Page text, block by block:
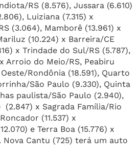
RS (8.576), Jussara (6.610)
Luiziana (7.315) x
(3.064), Mamborê (13.961) x
(10.224) x Barreira/CE
x Trindade do Sul/RS (5.787),
Arroio do Meio/RS, Peabiru
Rondônia (18.591), Quarto
São Paulo (9.330), Quinta
paulista/São Paulo (2.940),
(2.847) x Sagrada Família/Rio
(11.537) x
e Terra Boa (15.776) x
Nova Cantu (725) terá um auto